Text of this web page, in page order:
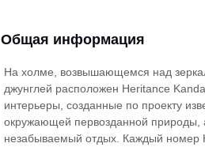
Общая информация
На холме, возвышающемся над
джунглей расположен Heritance
интерьеры, созданные по проекту
окружающей первозданной природы,
незабываемый отдых. Каждый номер